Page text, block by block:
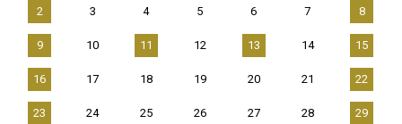
2 3 4 5 6 7 8
9 10 11 12 13 14 15
16 17 18 19 20 21 22
23 24 25 26 27 28 29